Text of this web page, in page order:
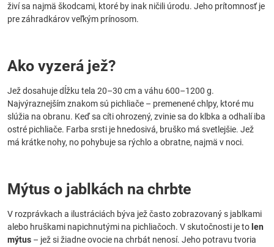
živí sa najmä škodcami, ktoré by inak ničili úrodu. Jeho prítomnosť je
pre záhradkárov veľkým prínosom.
Ako vyzerá jež?
Jež dosahuje dĺžku tela 20–30 cm a váhu 600–1200 g.
Najvýraznejším znakom sú pichliače – premenené chlpy, ktoré mu
slúžia na obranu. Keď sa cíti ohrozený, zvinie sa do klbka a odhalí iba
ostré pichliače. Farba srsti je hnedosivá, bruško má svetlejšie. Jež
má krátke nohy, no pohybuje sa rýchlo a obratne, najmä v noci.
Mýtus o jablkách na chrbte
V rozprávkach a ilustráciách býva jež často zobrazovaný s jablkami
alebo hruškami napichnutými na pichliačoch. V skutočnosti je to len
mýtus – jež si žiadne ovocie na chrbát nenosí. Jeho potravu tvoria